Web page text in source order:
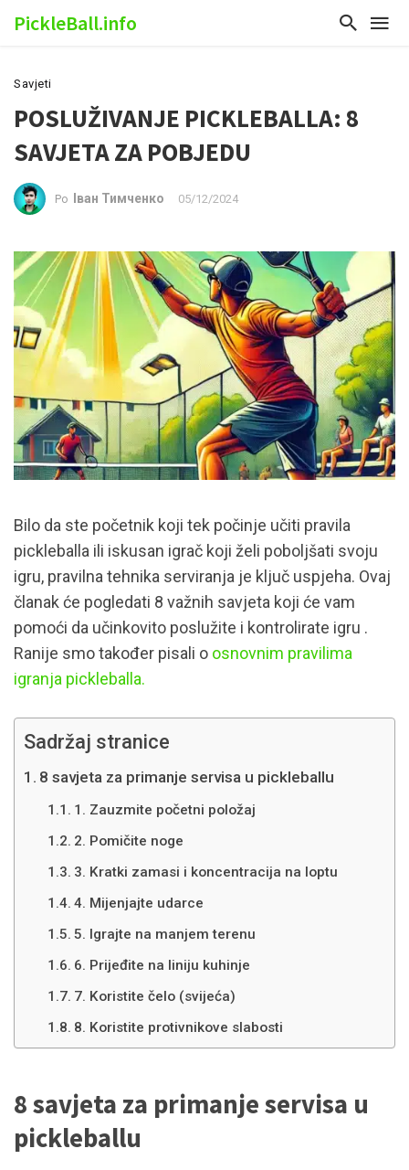
PickleBall.info
Savjeti
POSLUŽIVANJE PICKLEBALLA: 8
SAVJETA ZA POBJEDU
Po Іван Тимченко 05/12/2024
Bilo da ste početnik koji tek počinje učiti pravila
pickleballa ili iskusan igrač koji želi poboljšati svoju
igru, pravilna tehnika serviranja je ključ uspjeha. Ovaj
članak će pogledati 8 važnih savjeta koji će vam
pomoći da učinkovito poslužite i kontrolirate igru .
Ranije smo također pisali o osnovnim pravilima
igranja pickleballa.
Sadržaj stranice
8 savjeta za primanje servisa u pickleballu
1. Zauzmite početni položaj
2. Pomičite noge
3. Kratki zamasi i koncentracija na loptu
4. Mijenjajte udarce
5. Igrajte na manjem terenu
6. Prijeđite na liniju kuhinje
7. Koristite čelo (svijeća)
8. Koristite protivnikove slabosti
8 savjeta za primanje servisa u
pickleballu